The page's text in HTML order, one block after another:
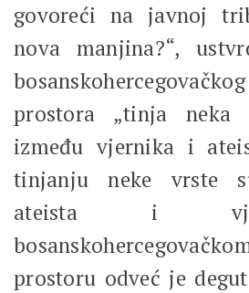
govoreći na javnoj
nova manjina?“,
prostora „tinja neka
između vjernika i
tinjanju neke vrste
ateista i
prostoru odveć je